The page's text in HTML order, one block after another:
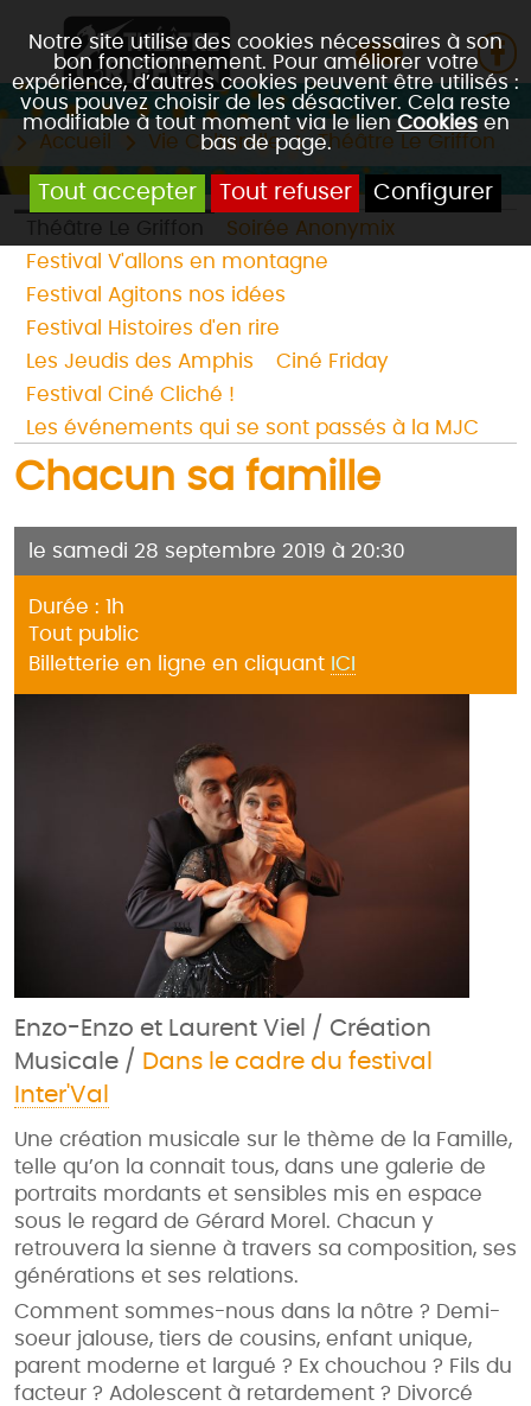
Notre site utilise des cookies nécessaires à son
bon fonctionnement. Pour améliorer votre
expérience, d’autres cookies peuvent être utilisés :
vous pouvez choisir de les désactiver. Cela reste
modifiable à tout moment via le lienCookiesen
bas de page.
Tout accepter Tout refuser Configurer
Accueil Vie Culturelle Théâtre Le Griffon
Soirée Anonymix
Festival V'allons en montagne
Festival Agitons nos idées
Festival Histoires d'en rire
Les Jeudis des Amphis
Ciné Friday
Festival Ciné Cliché !
Les événements qui se sont passés à la MJC
Chacun sa famille
le samedi 28 septembre 2019 à 20:30
Durée : 1h
Tout public
Billetterie en ligne en cliquant ICI
Enzo-Enzo et Laurent Viel / Création
Musicale / Dans le cadre du festival
Inter'Val
Une création musicale sur le thème de la Famille,
telle qu’on la connait tous, dans une galerie de
portraits mordants et sensibles mis en espace
sous le regard de Gérard Morel. Chacun y
retrouvera la sienne à travers sa composition, ses
générations et ses relations.
Comment sommes-nous dans la nôtre ? Demi-
soeur jalouse, tiers de cousins, enfant unique,
parent moderne et largué ? Ex chouchou ? Fils du
facteur ? Adolescent à retardement ? Divorcé